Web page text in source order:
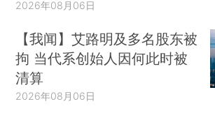
2026年08月06日
【我闻】艾路明及多名股东被
拘 当代系创始人因何此时被
清算
2026年08月06日